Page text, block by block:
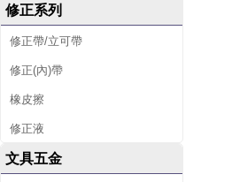
修正系列
修正帶/立可帶
修正(內)帶
橡皮擦
修正液
文具五金